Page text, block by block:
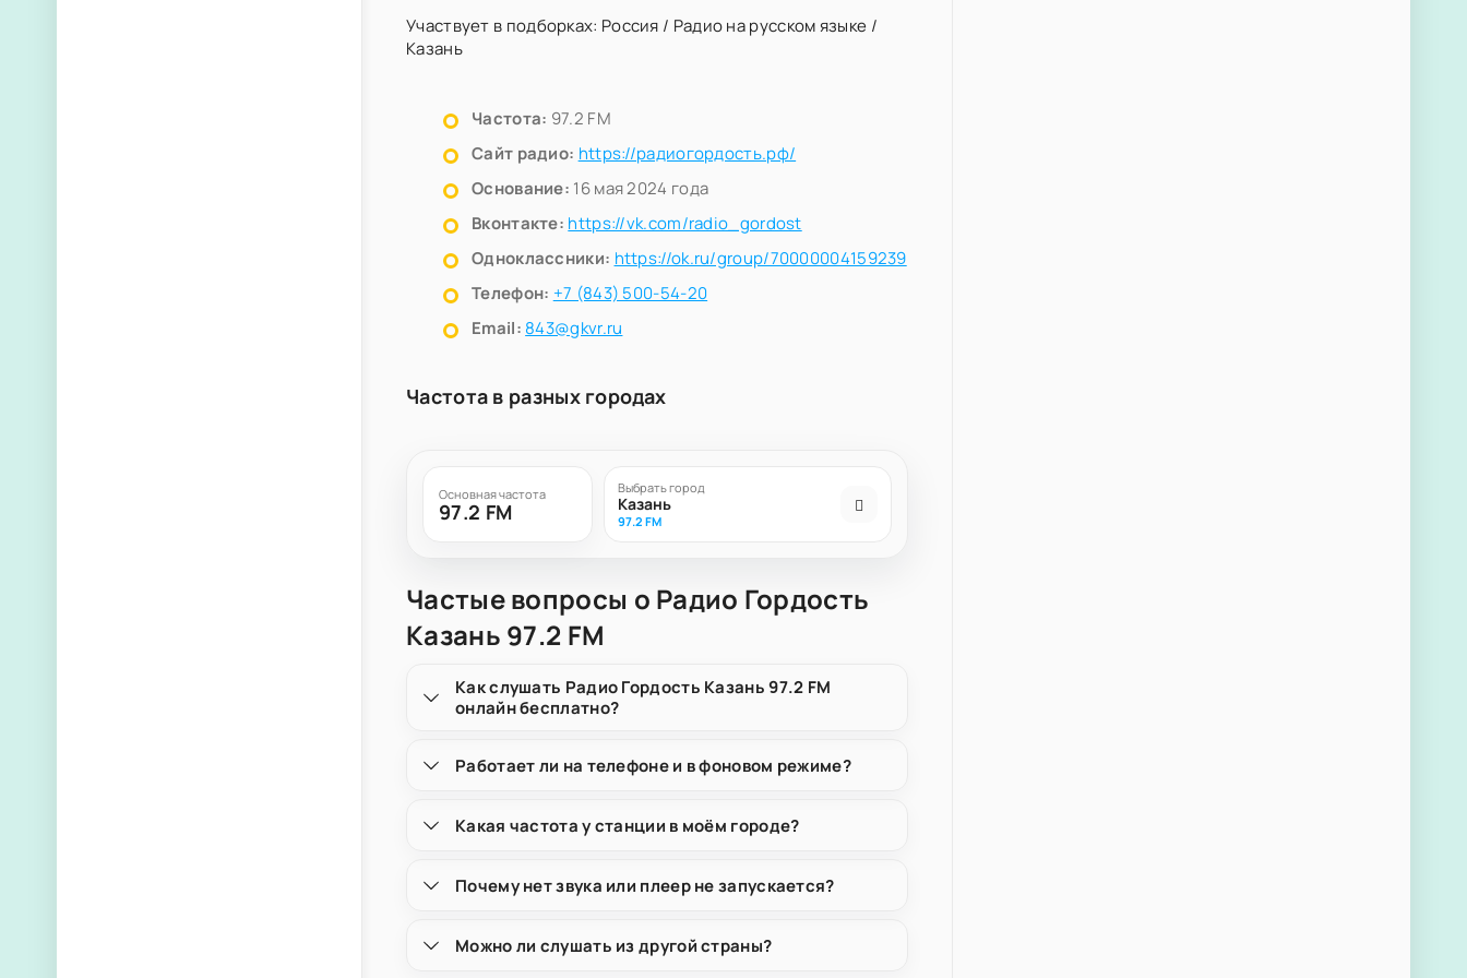
Участвует в подборках: Россия / Радио на русском языке /
Казань
Частота: 97.2 FM
Сайт радио: https://радиогордость.рф/
Основание: 16 мая 2024 года
Вконтакте: https://vk.com/radio_gordost
Одноклассники: https://ok.ru/group/70000004159239
Телефон: +7 (843) 500-54-20
Email: 843@gkvr.ru
Частота в разных городах
Основная частота
97.2 FM
Выбрать город
Казань
97.2 FM
Частые вопросы о Радио Гордость
Казань 97.2 FM
Как слушать Радио Гордость Казань 97.2 FM
онлайн бесплатно?
Работает ли на телефоне и в фоновом режиме?
Какая частота у станции в моём городе?
Почему нет звука или плеер не запускается?
Можно ли слушать из другой страны?